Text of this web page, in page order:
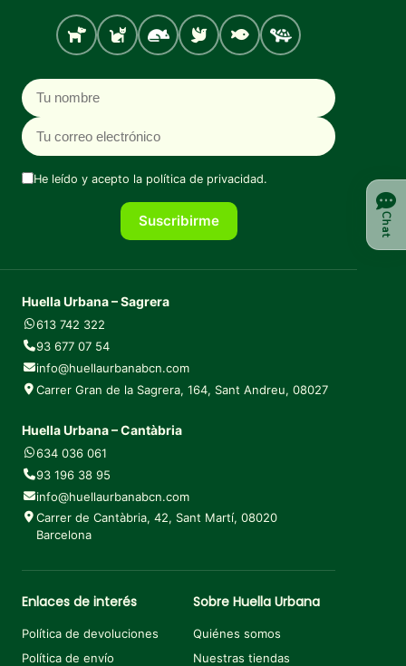
Perro Gato Roedores
Aves PecesTortugas
Nombre
Correo electrónico
He leído y acepto la política de privacidad.
Suscribirme
Huella Urbana – Sagrera
613 742 322
93 677 07 54
info@huellaurbanabcn.com
Carrer Gran de la Sagrera, 164, Sant Andreu, 08027
Huella Urbana – Cantàbria
634 036 061
93 196 38 95
info@huellaurbanabcn.com
Carrer de Cantàbria, 42, Sant Martí, 08020
Barcelona
Enlaces de interés
Política de devoluciones
Política de envío
Sobre Huella Urbana
Quiénes somos
Nuestras tiendas
Chat